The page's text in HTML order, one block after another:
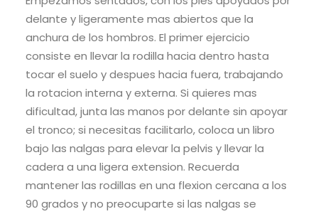
delante y ligeramente mas abiertos que la
anchura de los hombros. El primer ejercicio
consiste en llevar la rodilla hacia dentro hasta
tocar el suelo y despues hacia fuera, trabajando
la rotacion interna y externa. Si quieres mas
dificultad, junta las manos por delante sin apoyar
el tronco; si necesitas facilitarlo, coloca un libro
bajo las nalgas para elevar la pelvis y llevar la
cadera a una ligera extension. Recuerda
mantener las rodillas en una flexion cercana a los
90 grados y no preocuparte si las nalgas se